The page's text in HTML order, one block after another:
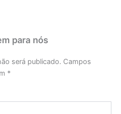
para nós
será publicado. Campos
*